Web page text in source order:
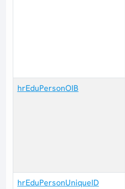
hrEduPersonOIB
hrEduPersonUniqueID